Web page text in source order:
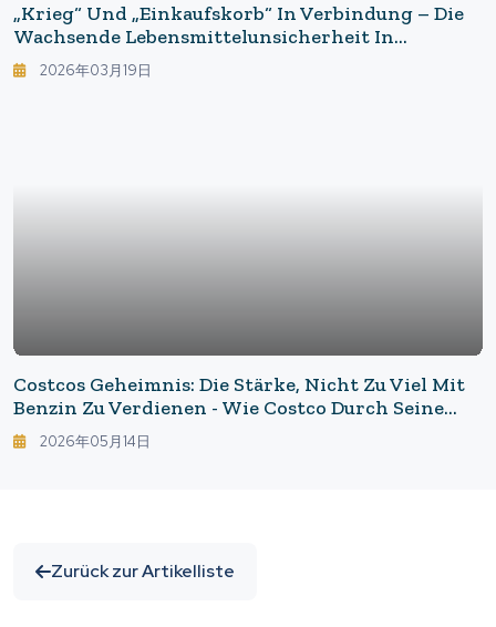
„Krieg“ Und „Einkaufskorb“ In Verbindung – Die
Wachsende Lebensmittelunsicherheit In
Großbritannien
2026年03月19日
Costcos Geheimnis: Die Stärke, Nicht Zu Viel Mit
Benzin Zu Verdienen - Wie Costco Durch Seine
Geschäftsstruktur Günstiger Als Die Konkurrenz
Verkaufen Kann
2026年05月14日
Zurück zur Artikelliste